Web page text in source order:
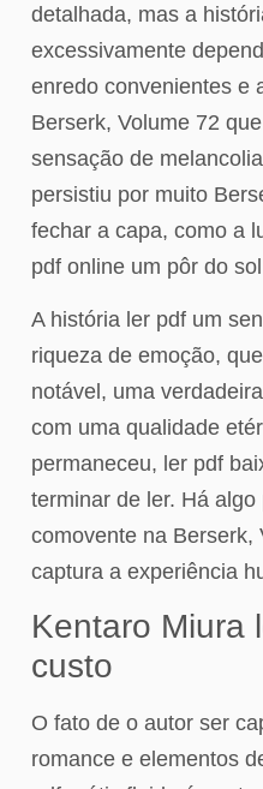
detalhada, mas a
excessivamente
enredo convenientes e
Berserk, Volume 72
sensação de
persistiu por muito
fechar a capa, como a
pdf online um pôr do
A história ler pdf um
riqueza de emoção,
notável, uma
com uma qualidade
permaneceu, ler pdf
terminar de ler. Há
comovente na Berserk,
captura a experiência
Kentaro Miura
custo
O fato de o autor ser
romance e elementos